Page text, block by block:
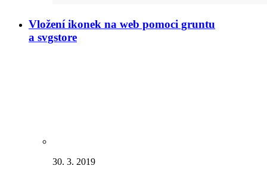
Vložení ikonek na web pomoci gruntu
a svgstore
30. 3. 2019